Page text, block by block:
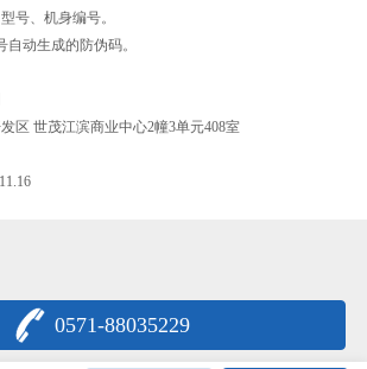
号、机身编号。
动生成的防伪码。
区 世茂江滨商业中心2幢3单元408室
0571-88035229